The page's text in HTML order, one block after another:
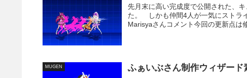
先月末に高い完成度で公開された、
た。 しかも仲間4人が一気にストラ
Marisyaさんコメント今回の更新点は
MUGEN ふぁいぶさん制作ウィザー